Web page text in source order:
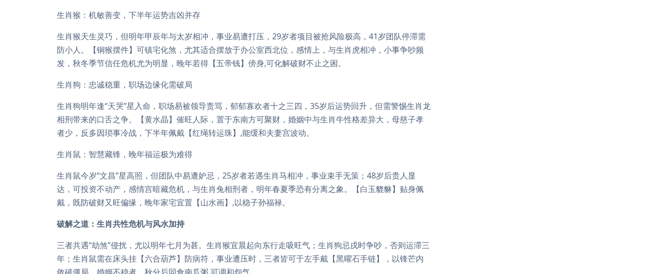
生肖猴：机敏善变，下半年运势吉凶并存
生肖猴天生灵巧，但明年甲辰年与太岁相冲，事业易遭打压，29岁者项目被抢风险极高，41岁团队停滞需
防小人。【铜猴摆件】可镇宅化煞，尤其适合摆放于办公室西北位，感情上，与生肖虎相冲，小事争吵频
发，秋冬季节信任危机尤为明显，晚年若得【五帝钱】傍身,可化解破财不止之困。
生肖狗：忠诚稳重，职场边缘化需破局
生肖狗明年逢“天哭”星入命，职场易被领导责骂，郁郁寡欢者十之三四，35岁后运势回升，但需警惕生肖龙
相刑带来的口舌之争。【黄水晶】催旺人际，置于东南方可聚财，婚姻中与生肖牛性格差异大，母慈子孝
者少，反多因琐事冷战，下半年佩戴【红绳转运珠】,能缓和夫妻宫波动。
生肖鼠：智慧藏锋，晚年福运极为难得
生肖鼠今岁“文昌”星高照，但团队中易遭妒忌，25岁者若遇生肖马相冲，事业束手无策；48岁后贵人显
达，可投资不动产，感情宫暗藏危机，与生肖兔相刑者，明年春夏季恐有分离之象。【白玉貔貅】贴身佩
戴，既防破财又旺偏缘，晚年家宅宜置【山水画】,以稳子孙福禄。
破解之道：生肖共性危机与风水加持
三者共遇“劫煞”侵扰，尤以明年七月为甚。生肖猴宜晨起向东行走吸旺气；生肖狗忌戌时争吵，否则运滞三
年；生肖鼠需在床头挂【六合葫芦】防病符，事业遭压时，三者皆可于左手戴【黑曜石手链】，以锋芒内